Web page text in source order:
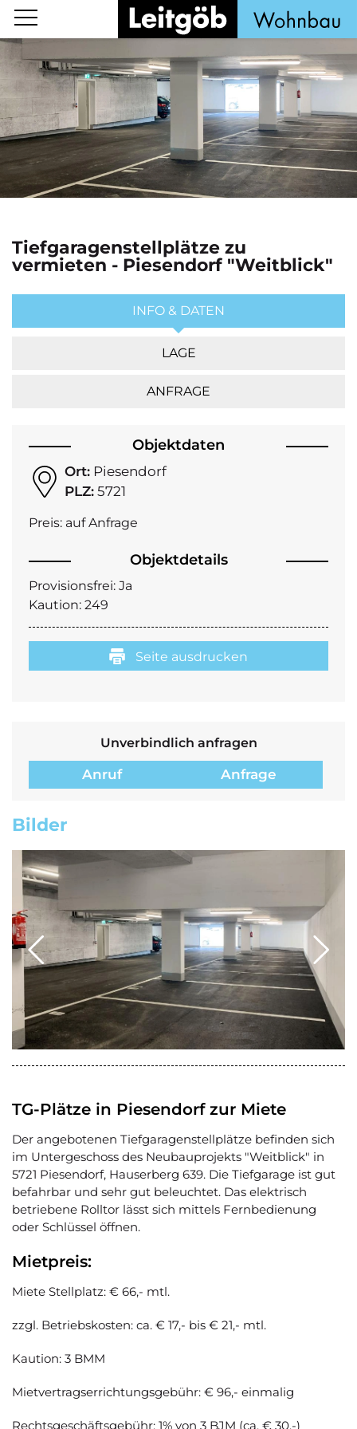
Tiefgaragenstellplätze zu
vermieten - Piesendorf "Weitblick"
INFO & DATEN
LAGE
ANFRAGE
Objektdaten
Ort:Piesendorf
PLZ:5721
Preis:auf Anfrage
Objektdetails
Provisionsfrei:Ja
Kaution:249
Seite ausdrucken
Unverbindlich anfragen
Anruf Anfrage
Bilder
TG-Plätze in Piesendorf zur Miete
Der angebotenen Tiefgaragenstellplätze befinden sich
im Untergeschoss des Neubauprojekts "Weitblick" in
5721 Piesendorf, Hauserberg 639. Die Tiefgarage ist gut
befahrbar und sehr gut beleuchtet. Das elektrisch
betriebene Rolltor lässt sich mittels Fernbedienung
oder Schlüssel öffnen.
Mietpreis:
Miete Stellplatz: € 66,- mtl.
zzgl. Betriebskosten: ca. € 17,- bis € 21,- mtl.
Kaution: 3 BMM
Mietvertragserrichtungsgebühr: € 96,- einmalig
Rechtsgeschäftsgebühr: 1% von 3 BJM (ca. € 30,-)